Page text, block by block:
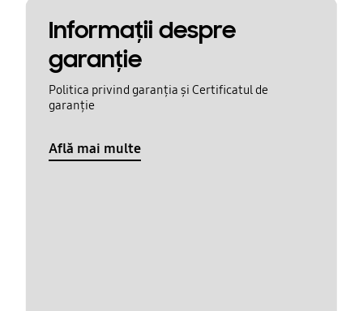
Informaţii despre
garanţie
Politica privind garanția și Certificatul de
garanție
Află mai multe